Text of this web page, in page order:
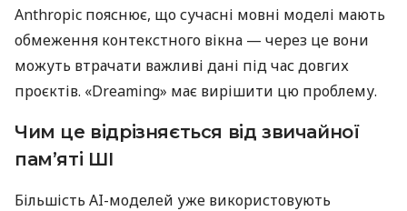
Anthropic пояснює, що сучасні мовні моделі мають
обмеження контекстного вікна — через це вони
можуть втрачати важливі дані під час довгих
проєктів. «Dreaming» має вирішити цю проблему.
Чим це відрізняється від звичайної
пам’яті ШІ
Більшість AI-моделей уже використовують